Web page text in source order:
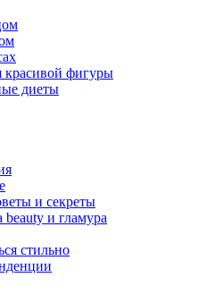
красивой фигуры
диеты
и секреты
beauty и гламура
стильно